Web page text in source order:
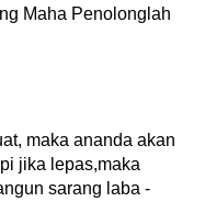
Maha Penolonglah
maka ananda akan
jika lepas,maka
sarang laba -